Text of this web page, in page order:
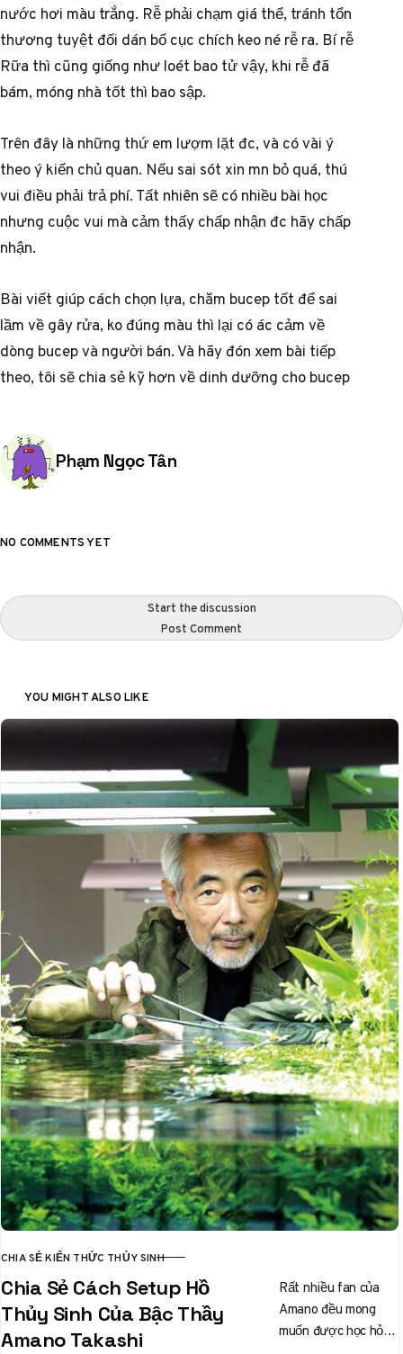
nước hơi màu trắng. Rễ phải chạm giá thể, tránh tổn
thương tuyệt đối dán bố cục chích keo né rễ ra. Bí rễ
Rữa thì cũng giống như loét bao tử vậy, khi rễ đã
bám, móng nhà tốt thì bao sập.
Trên đây là những thứ em lượm lặt đc, và có vài ý
theo ý kiến chủ quan. Nếu sai sót xin mn bỏ quá, thú
vui điều phải trả phí. Tất nhiên sẽ có nhiều bài học
nhưng cuộc vui mà cảm thấy chấp nhận đc hãy chấp
nhận.
Bài viết giúp cách chọn lựa, chăm bucep tốt để sai
lầm về gây rửa, ko đúng màu thì lại có ác cảm về
dòng bucep và người bán. Và hãy đón xem bài tiếp
theo, tôi sẽ chia sẻ kỹ hơn về dinh dưỡng cho bucep
Posted by
Phạm Ngọc Tân
NO COMMENTS YET
Start the discussion
Post Comment
YOU MIGHT ALSO LIKE
CATEGORY
CHIA SẺ KIẾN THỨC THỦY SINH
Chia Sẻ Cách Setup Hồ
Thủy Sinh Của Bậc Thầy
Amano Takashi
Rất nhiều fan của
Amano đều mong
muốn được học hỏi